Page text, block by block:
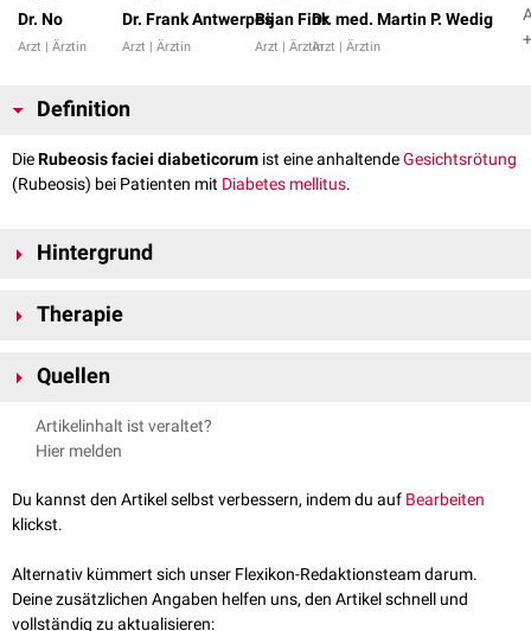
Dr. No
Arzt | Ärztin
Dr. Frank Antwerpes
Arzt | Ärztin
Bijan Fink
Arzt | Ärztin
Dr. med. Martin P. Wedig
Arzt | Ärztin
Definition
DieRubeosis faciei diabeticorum ist eine anhaltendeGesichtsrötung
(Rubeosis) bei Patienten mit Diabetes mellitus.
Hintergrund
(2025) nicht bekannt. Sie wird als eine
erklärt.
spricht man übergeordnet auch von einer
Therapie
Quellen
Czaika, V.A.: Von Xerosis bis Vitiligo. Hautzeichen der
Zuckerkrankheit. MMW Fortschr. Med. 2013; 155(15): 50-54
Artikelinhalt ist veraltet?
Hier melden
Du kannst den Artikel selbst verbessern, indem du auf Bearbeiten
klickst.
Alternativ kümmert sich unser Flexikon-Redaktionsteam darum.
Deine zusätzlichen Angaben helfen uns, den Artikel schnell und
vollständig zu aktualisieren: